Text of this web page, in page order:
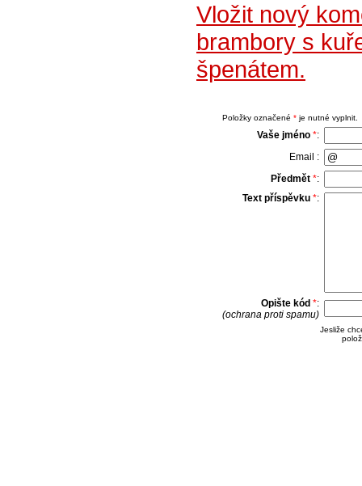
Vložit nový
brambory s
špenátem.
Položky označené *je nutné vyplnit.
Vaše jméno *:
Email :
Předmět *:
Text příspěvku *:
Opište kód *:
(ochrana proti spamu)
Jesliže